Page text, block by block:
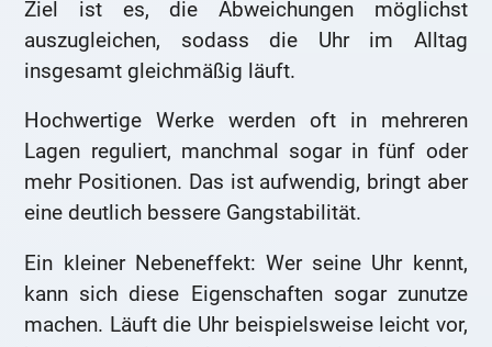
Ziel ist es, die Abweichungen möglichst
auszugleichen, sodass die Uhr im Alltag
insgesamt gleichmäßig läuft.
Hochwertige Werke werden oft in mehreren
Lagen reguliert, manchmal sogar in fünf oder
mehr Positionen. Das ist aufwendig, bringt aber
eine deutlich bessere Gangstabilität.
Ein kleiner Nebeneffekt: Wer seine Uhr kennt,
kann sich diese Eigenschaften sogar zunutze
machen. Läuft die Uhr beispielsweise leicht vor,